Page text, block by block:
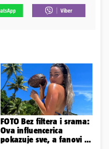
FOTO Bez filtera i srama:
Ova influencerica
pokazuje sve, a fanovi je